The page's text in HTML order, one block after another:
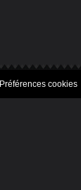
Préférences cookies